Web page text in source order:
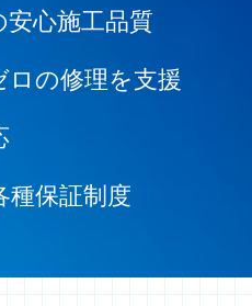
心施工品質
ロの修理を支援
種保証制度